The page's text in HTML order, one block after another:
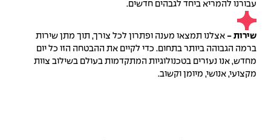
עבורנו להמריא ביחד לגבהים חדשים.
שירות - אצלנו תמצאו מענה ופתרון לכל צורך, תוך מתן שירות
ברמה הגבוהה ביותר בתחום. כדי לקיים את ההבטחה הזו כל יום
מחדש, אנו נעזרים בטכנולוגיות המתקדמות בעולם בשילוב צוות
מקצועי, אנושי, מיומן וקשוב.